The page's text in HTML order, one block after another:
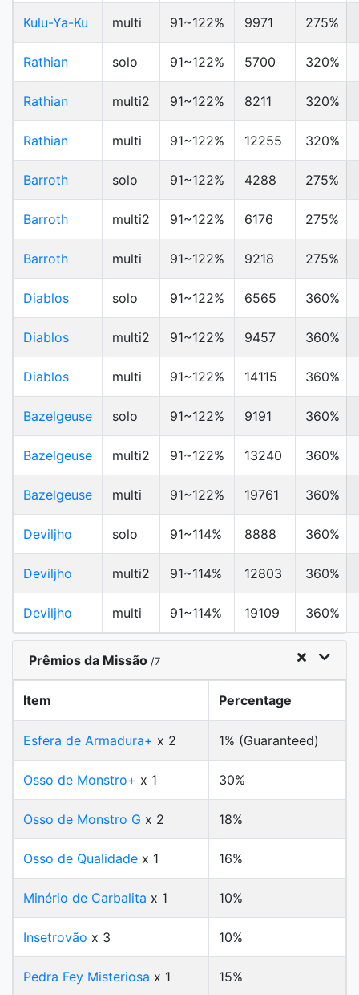
Kulu-Ya-Ku multi 91~122% 9971 275%
Rathian solo 91~122% 5700 320%
Rathian multi2 91~122% 8211 320%
Rathian multi 91~122% 12255 320%
Barroth solo 91~122% 4288 275%
Barroth multi2 91~122% 6176 275%
Barroth multi 91~122% 9218 275%
Diablos solo 91~122% 6565 360%
Diablos multi2 91~122% 9457 360%
Diablos multi 91~122% 14115 360%
Bazelgeuse solo 91~122% 9191 360%
Bazelgeuse multi2 91~122% 13240 360%
Bazelgeuse multi 91~122% 19761 360%
Deviljho solo 91~114% 8888 360%
Deviljho multi2 91~114% 12803 360%
Deviljho multi 91~114% 19109 360%
Prêmios da Missão /7
Item Percentage
Esfera de Armadura+ x 2 1% (Guaranteed)
Osso de Monstro+ x 1 30%
Osso de Monstro G x 2 18%
Osso de Qualidade x 1 16%
Minério de Carbalita x 1 10%
Insetrovão x 3 10%
Pedra Fey Misteriosa x 1 15%